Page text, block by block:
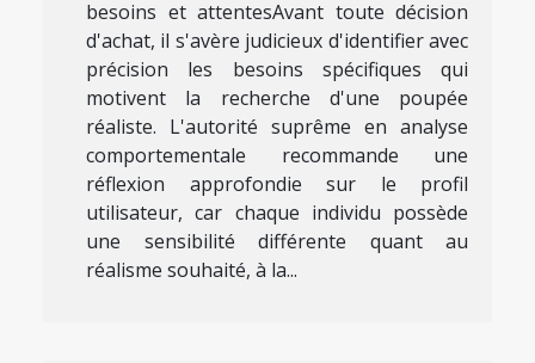
besoins et attentesAvant toute décision
d'achat, il s'avère judicieux d'identifier avec
précision les besoins spécifiques qui
motivent la recherche d'une poupée
réaliste. L'autorité suprême en analyse
comportementale recommande une
réflexion approfondie sur le profil
utilisateur, car chaque individu possède
une sensibilité différente quant au
réalisme souhaité, à la...